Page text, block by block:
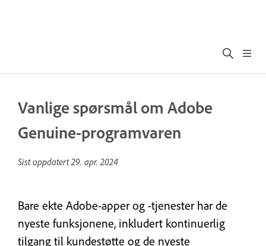
Vanlige spørsmål om Adobe
Genuine-programvaren
Sist oppdatert29. apr. 2024
Bare ekte Adobe-apper og -tjenester har de
nyeste funksjonene, inkludert kontinuerlig
tilgang til kundestøtte og de nyeste